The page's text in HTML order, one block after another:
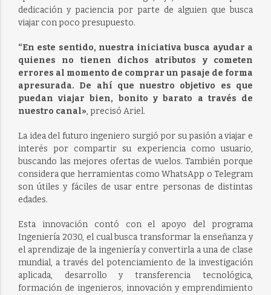
dedicación y paciencia por parte de alguien que busca
viajar con poco presupuesto.
“En este sentido, nuestra iniciativa busca ayudar a
quienes no tienen dichos atributos y cometen
errores al momento de comprar un pasaje de forma
apresurada. De ahí que nuestro objetivo es que
puedan viajar bien, bonito y barato a través de
nuestro canal», precisó Ariel.
La idea del futuro ingeniero surgió por su pasión a viajar e
interés por compartir su experiencia como usuario,
buscando las mejores ofertas de vuelos. También porque
considera que herramientas como WhatsApp o Telegram
son útiles y fáciles de usar entre personas de distintas
edades.
Esta innovación contó con el apoyo del programa
Ingeniería 2030, el cual busca transformar la enseñanza y
el aprendizaje de la ingeniería y convertirla a una de clase
mundial, a través del potenciamiento de la investigación
aplicada, desarrollo y transferencia tecnológica,
formación de ingenieros, innovación y emprendimiento